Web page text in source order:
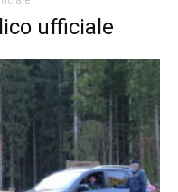
ufficiale